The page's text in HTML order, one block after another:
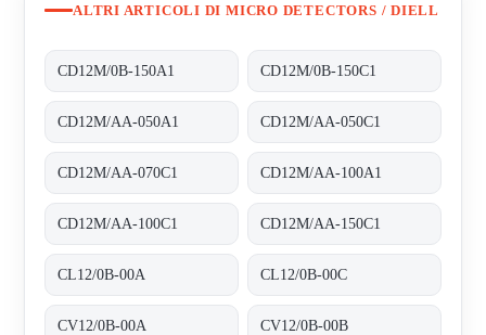
ALTRI ARTICOLI DI MICRO DETECTORS / DIELL
CD12M/0B-150A1 CD12M/0B-150C1
CD12M/AA-050A1 CD12M/AA-050C1
CD12M/AA-070C1 CD12M/AA-100A1
CD12M/AA-100C1 CD12M/AA-150C1
CL12/0B-00A CL12/0B-00C
CV12/0B-00A CV12/0B-00B